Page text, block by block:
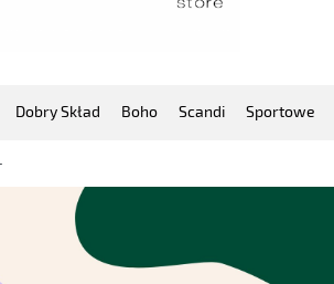
Dobry Skład Boho Scandi Sportowe